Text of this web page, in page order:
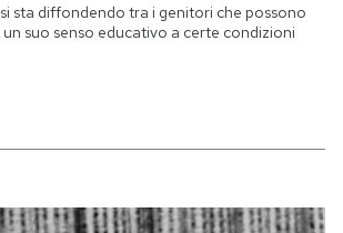
sta diffondendo tra i genitori che possono
suo senso educativo a certe condizioni